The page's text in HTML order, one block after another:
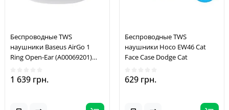
Беспроводные TWS
наушники Baseus AirGo 1
Ring Open-Ear (A00069201)
1 639 грн.
Беспроводные TWS
наушники Hoco EW46 Cat
Face Case Dodge Cat
629 грн.